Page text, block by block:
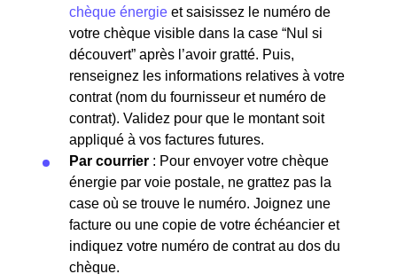
chèque énergie et saisissez le numéro de
votre chèque visible dans la case “Nul si
découvert” après l’avoir gratté. Puis,
renseignez les informations relatives à votre
contrat (nom du fournisseur et numéro de
contrat). Validez pour que le montant soit
appliqué à vos factures futures.
Par courrier : Pour envoyer votre chèque
énergie par voie postale, ne grattez pas la
case où se trouve le numéro. Joignez une
facture ou une copie de votre échéancier et
indiquez votre numéro de contrat au dos du
chèque.